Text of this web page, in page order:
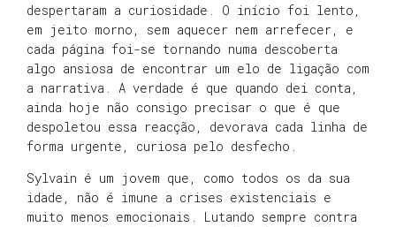
despertaram a curiosidade. O início foi lento,
em jeito morno, sem aquecer nem arrefecer, e
cada página foi-se tornando numa descoberta
algo ansiosa de encontrar um elo de ligação com
a narrativa. A verdade é que quando dei conta,
ainda hoje não consigo precisar o que é que
despoletou essa reacção, devorava cada linha de
forma urgente, curiosa pelo desfecho.
Sylvain é um jovem que, como todos os da sua
idade, não é imune a crises existenciais e
muito menos emocionais. Lutando sempre contra